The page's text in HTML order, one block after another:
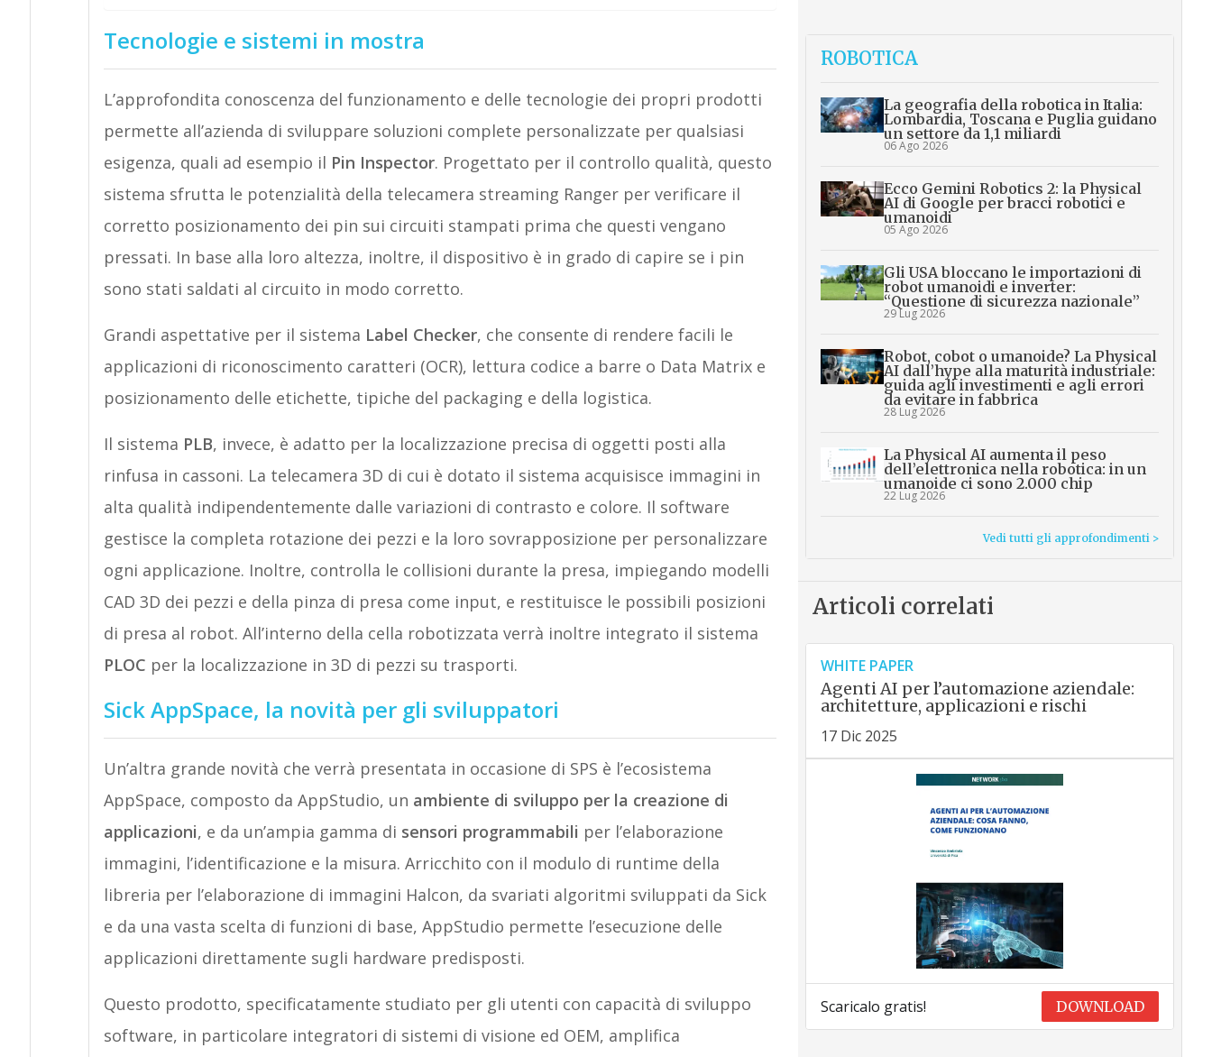
Tecnologie e sistemi in mostra
L’approfondita conoscenza del funzionamento e delle tecnologie dei propri prodotti
permette all’azienda di sviluppare soluzioni complete personalizzate per qualsiasi
esigenza, quali ad esempio il Pin Inspector. Progettato per il controllo qualità, questo
sistema sfrutta le potenzialità della telecamera streaming Ranger per verificare il
corretto posizionamento dei pin sui circuiti stampati prima che questi vengano
pressati. In base alla loro altezza, inoltre, il dispositivo è in grado di capire se i pin
sono stati saldati al circuito in modo corretto.
Grandi aspettative per il sistema Label Checker, che consente di rendere facili le
applicazioni di riconoscimento caratteri (OCR), lettura codice a barre o Data Matrix e
posizionamento delle etichette, tipiche del packaging e della logistica.
Il sistema PLB, invece, è adatto per la localizzazione precisa di oggetti posti alla
rinfusa in cassoni. La telecamera 3D di cui è dotato il sistema acquisisce immagini in
alta qualità indipendentemente dalle variazioni di contrasto e colore. Il software
gestisce la completa rotazione dei pezzi e la loro sovrapposizione per personalizzare
ogni applicazione. Inoltre, controlla le collisioni durante la presa, impiegando modelli
CAD 3D dei pezzi e della pinza di presa come input, e restituisce le possibili posizioni
di presa al robot. All’interno della cella robotizzata verrà inoltre integrato il sistema
PLOC per la localizzazione in 3D di pezzi su trasporti.
Sick AppSpace, la novità per gli sviluppatori
Un’altra grande novità che verrà presentata in occasione di SPS è l’ecosistema
AppSpace, composto da AppStudio, un ambiente di sviluppo per la creazione di
applicazioni, e da un’ampia gamma di sensori programmabili per l’elaborazione
immagini, l’identificazione e la misura. Arricchito con il modulo di runtime della
libreria per l’elaborazione di immagini Halcon, da svariati algoritmi sviluppati da Sick
e da una vasta scelta di funzioni di base, AppStudio permette l’esecuzione delle
applicazioni direttamente sugli hardware predisposti.
Questo prodotto, specificatamente studiato per gli utenti con capacità di sviluppo
software, in particolare integratori di sistemi di visione ed OEM, amplifica
ROBOTICA
La geografia della robotica in Italia:
Lombardia, Toscana e Puglia guidano
un settore da 1,1 miliardi
06 Ago 2026
Ecco Gemini Robotics 2: la Physical
AI di Google per bracci robotici e
umanoidi
05 Ago 2026
Gli USA bloccano le importazioni di
robot umanoidi e inverter:
“Questione di sicurezza nazionale”
29 Lug 2026
Robot, cobot o umanoide? La Physical
AI dall’hype alla maturità industriale:
guida agli investimenti e agli errori
da evitare in fabbrica
28 Lug 2026
La Physical AI aumenta il peso
dell’elettronica nella robotica: in un
umanoide ci sono 2.000 chip
22 Lug 2026
Vedi tutti gli approfondimenti >
Articoli correlati
WHITE PAPER
Agenti AI per l’automazione aziendale:
architetture, applicazioni e rischi
17 Dic 2025
Scaricalo gratis! DOWNLOAD